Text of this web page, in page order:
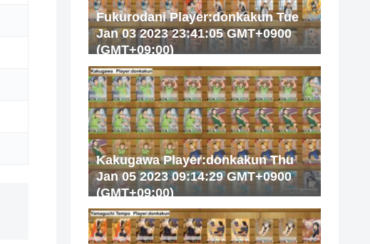
Fukurodani Player:donkakun Tue
Jan 03 2023 23:41:05 GMT+0900
(GMT+09:00)
Kakugawa Player:donkakun Thu
Jan 05 2023 09:14:29 GMT+0900
(GMT+09:00)